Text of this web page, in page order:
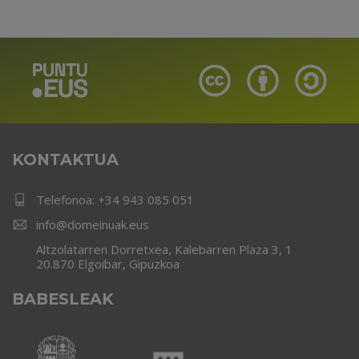
KONTAKTUA
Telefonoa: +34 943 085 051
info@domeinuak.eus
Altzolatarren Dorretxea, Kalebarren Plaza 3, 1
20.870 Elgoibar, Gipuzkoa
BABESLEAK